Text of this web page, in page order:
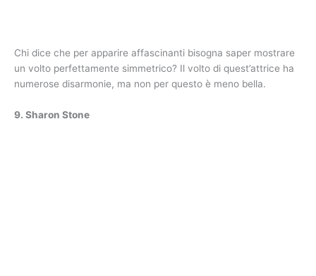
Chi dice che per apparire affascinanti bisogna saper mostrare
un volto perfettamente simmetrico? Il volto di quest’attrice ha
numerose disarmonie, ma non per questo è meno bella.
9. Sharon Stone